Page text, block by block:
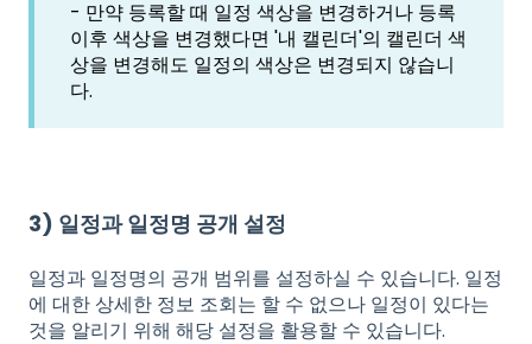
- 만약 등록할 때 일정 색상을 변경하거나 등록
이후 색상을 변경했다면 '내 캘린더'의 캘린더 색
상을 변경해도 일정의 색상은 변경되지 않습니
다.
3) 일정과 일정명 공개 설정
일정과 일정명의 공개 범위를 설정하실 수 있습니다. 일정
에 대한 상세한 정보 조회는 할 수 없으나 일정이 있다는
것을 알리기 위해 해당 설정을 활용할 수 있습니다.